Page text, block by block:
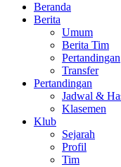
Beranda
Berita
Umum
Berita Tim
Pertandingan
Transfer
Pertandingan
Jadwal &
Klasemen
Klub
Sejarah
Profil
Tim